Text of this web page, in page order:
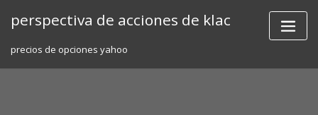
perspectiva de acciones de klac
precios de opciones yahoo